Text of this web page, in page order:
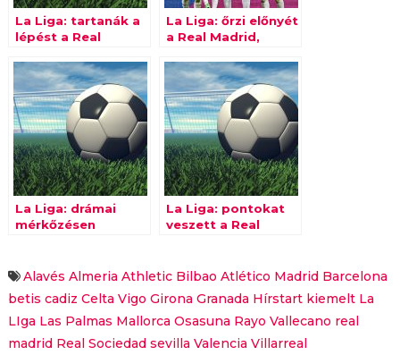
La Liga: tartanák a
lépést a Real
La Liga: őrzi előnyét
a Real Madrid,
Barcelona
La Liga: drámai
mérkőzésen
La Liga: pontokat
veszett a Real
teljesítettek jól
Alavés Almeria Athletic Bilbao Atlético Madrid Barcelona
betis cadiz Celta Vigo Girona Granada Hírstart kiemelt La
LIga Las Palmas Mallorca Osasuna Rayo Vallecano real
madrid Real Sociedad sevilla Valencia Villarreal